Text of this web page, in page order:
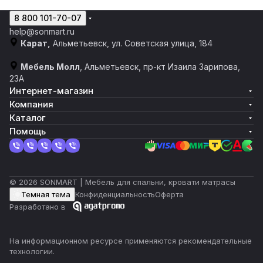
8 800 101-70-07
help@sonmart.ru
Карат, Альметьевск, ул. Советская улица, 184
Мебель Молл , Альметьевск, пр-кт Изаила Зарипова,
23А
Интернет-магазин
Компания
Каталог
Помощь
© 2026 SONMART | Мебель для спальни, кровати матрасы
Темная тема
КонфиденциальностьОферта
Разработано в
На информационном ресурсе применяются рекомендательные
технологии.